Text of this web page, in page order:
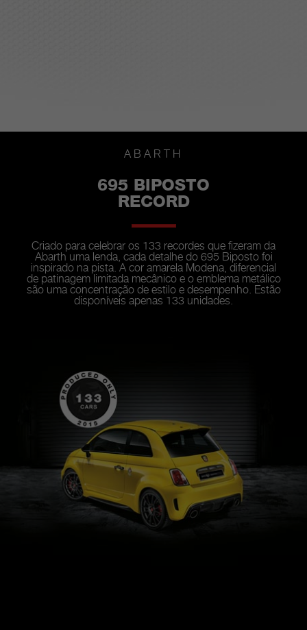
ABARTH
695 BIPOSTO
RECORD
Criado para celebrar os 133 recordes que fizeram da
Abarth uma lenda, cada detalhe do 695 Biposto foi
inspirado na pista. A cor amarela Modena, diferencial
de patinagem limitada mecânico e o emblema metálico
são uma concentração de estilo e desempenho. Estão
disponíveis apenas 133 unidades.